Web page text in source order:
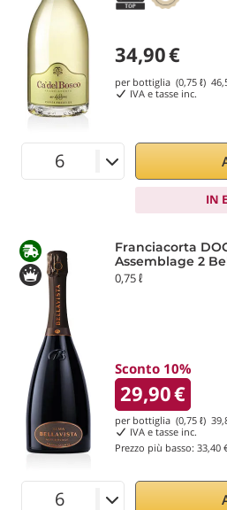
34,90€
per bottiglia (0,75 ℓ)
IVA e tasse inc.
IN
Franciacorta
Assemblage 2
0,75 ℓ
Sconto 10%
29,90€
per bottiglia (0,75 ℓ)
IVA e tasse inc.
Prezzo più basso: 33,40